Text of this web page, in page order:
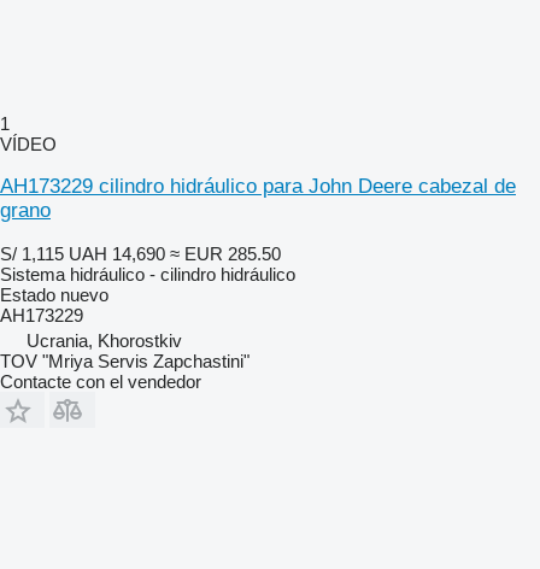
1
VÍDEO
AH173229 cilindro hidráulico para John Deere cabezal de
grano
S/ 1,115 UAH 14,690 ≈ EUR 285.50
Sistema hidráulico - cilindro hidráulico
Estado nuevo
AH173229
Ucrania, Khorostkiv
TOV "Mriya Servis Zapchastini"
Contacte con el vendedor